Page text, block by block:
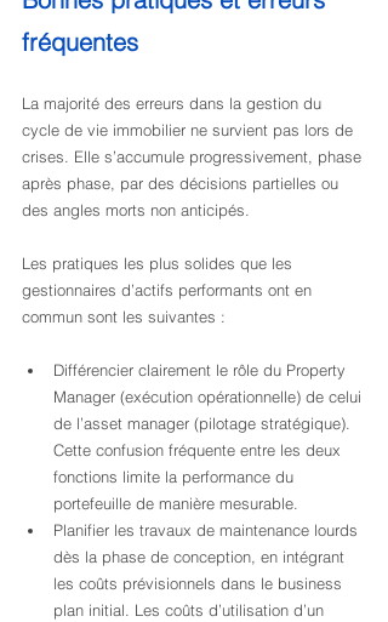
fréquentes
La majorité des erreurs dans la gestion du
cycle de vie immobilier ne survient pas lors de
crises. Elle s’accumule progressivement, phase
après phase, par des décisions partielles ou
des angles morts non anticipés.
Les pratiques les plus solides que les
gestionnaires d’actifs performants ont en
commun sont les suivantes :
Différencier clairement le rôle du Property
Manager (exécution opérationnelle) de celui
de l’asset manager (pilotage stratégique).
Cette confusion fréquente entre les deux
fonctions limite la performance du
portefeuille de manière mesurable.
Planifier les travaux de maintenance lourds
dès la phase de conception, en intégrant
les coûts prévisionnels dans le business
plan initial. Les coûts d’utilisation d’un